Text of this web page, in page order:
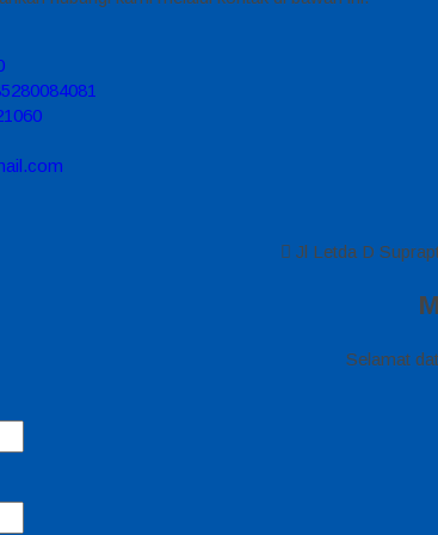
Jl Letda D
Selamat